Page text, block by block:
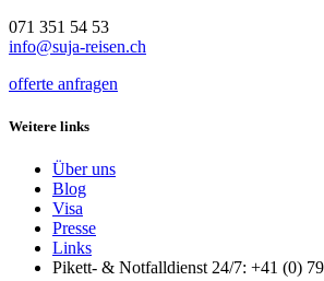
071 351 54 53
info@suja-reisen.ch
offerte anfragen
Weitere links
Über uns
Blog
Visa
Presse
Links
Pikett- & Notfalldienst 24/7: +41 (0)